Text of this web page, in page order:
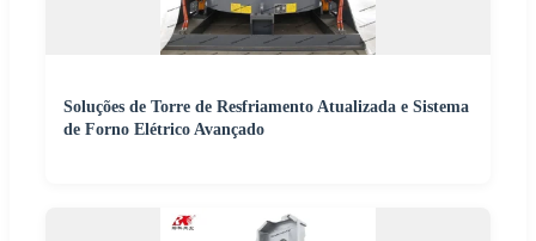
Soluções de Torre de Resfriamento Atualizada e Sistema
de Forno Elétrico Avançado